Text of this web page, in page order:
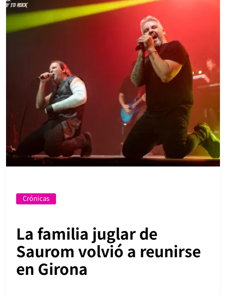
Crónicas
La familia juglar de
Saurom volvió a reunirse
en Girona